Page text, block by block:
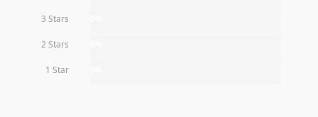
3 Stars
2 Stars
1 Star